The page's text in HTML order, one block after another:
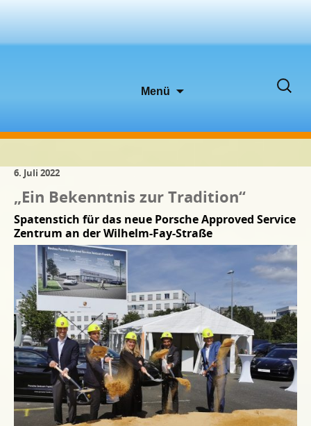
Menü
Suchen
6. Juli 2022
„Ein Bekenntnis zur Tradition“
Spatenstich für das neue Porsche Approved Service
Zentrum an der Wilhelm-Fay-Straße